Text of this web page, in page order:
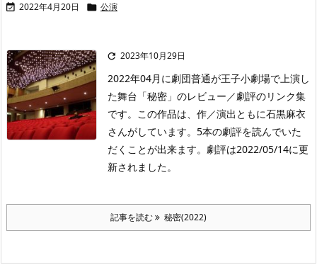
 2022年4月20日  公演
 2023年10月29日
2022年04月に劇団普通が王子小劇場で上演し
た舞台「秘密」のレビュー／劇評のリンク集
です。この作品は、作／演出ともに石黒麻衣
さんがしています。5本の劇評を読んでいた
だくことが出来ます。劇評は2022/05/14に更
新されました。
記事を読む 秘密(2022)